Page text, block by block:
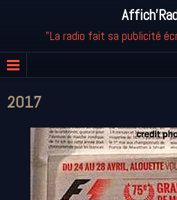
"La radio fait sa publicité
2017